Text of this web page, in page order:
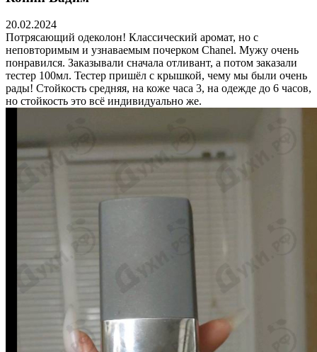
20.02.2024
Потрясающий одеколон! Классический аромат, но с
неповторимым и узнаваемым почерком Chanel. Мужу очень
понравился. Заказывали сначала отливант, а потом заказали
тестер 100мл. Тестер пришёл с крышкой, чему мы были очень
рады! Стойкость средняя, на коже часа 3, на одежде до 6 часов,
но стойкость это всё индивидуально же.